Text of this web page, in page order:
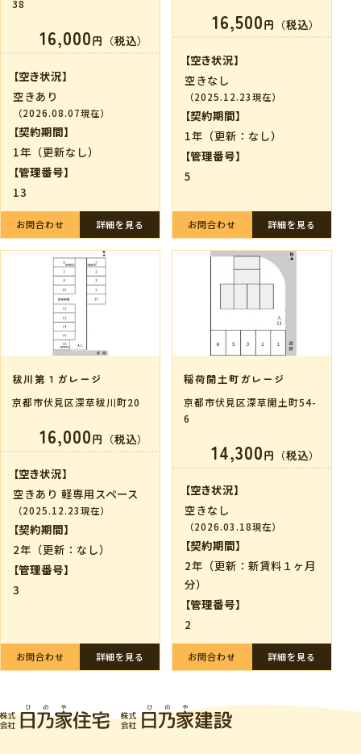
38
16,000円（税込）
【空き状況】
空きあり
（2026.08.07現在）
【契約期間】
1年（更新なし）
【管理番号】
13
お問合わせ 詳細を見る
16,500円（税込）
【空き状況】
空きなし
（2025.12.23現在）
【契約期間】
1年（更新：なし）
【管理番号】
5
お問合わせ 詳細を見る
秡川第１ガレージ
京都市伏見区深草秡川町20
16,000円（税込）
【空き状況】
空きあり 軽専用スペース
（2025.12.23現在）
【契約期間】
2年（更新：なし）
【管理番号】
3
お問合わせ 詳細を見る
稲荷開土町ガレージ
京都市伏見区深草開土町54-
6
14,300円（税込）
【空き状況】
空きなし
（2026.03.18現在）
【契約期間】
2年（更新：新賃料１ヶ月
分）
【管理番号】
2
お問合わせ 詳細を見る